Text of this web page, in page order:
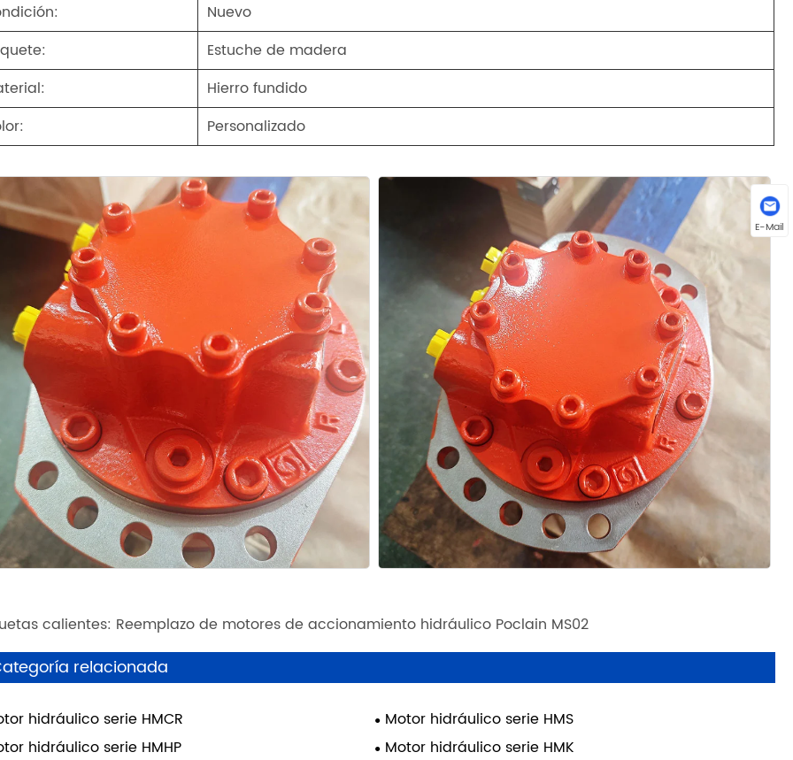
Nuevo
Estuche de madera
Hierro fundido
Personalizado
calientes: Reemplazo de motores de accionamiento hidráulico Poclain MS02
relacionada
hidráulico serie HMCR
Motor hidráulico serie HMS
hidráulico serie HMHP
Motor hidráulico serie HMK
E-Mail